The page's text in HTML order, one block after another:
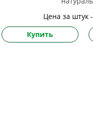
Цена за штук -
Купить